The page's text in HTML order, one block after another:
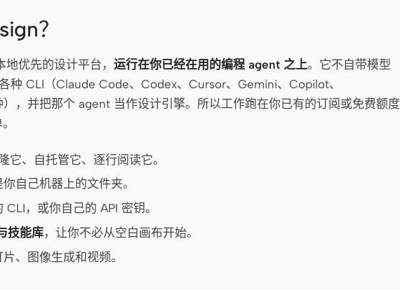
？
优先的设计平台， 运行在你已经在用的编程 agent 之上。它不自带模型
种 CLI（Claude Code、Codex、Cursor、Gemini、Copilot、
，并把那个 agent 当作设计引擎。所以工作跑在你已有的订阅或免费额度
它、自托管它、逐行阅读它。
自己机器上的文件夹。
，或你自己的 API 密钥。
技能库，让你不必从空白画布开始。
、图像生成和视频。